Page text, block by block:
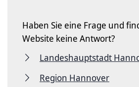
Haben Sie eine Frage und
Website keine Antwort?
Landeshauptstadt
Region Hannover